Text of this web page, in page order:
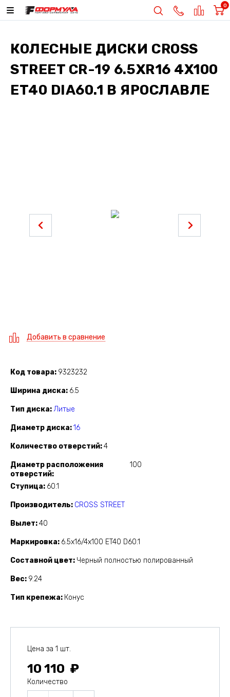
0
КОЛЕСНЫЕ ДИСКИ CROSS
STREET CR-19 6.5XR16 4X100
ET40 DIA60.1 В ЯРОСЛАВЛЕ
Добавить в сравнение
Код товара 9323232
Ширина диска 6.5
Тип диска Литые
Диаметр диска 16
Количество отверстий 4
Диаметр расположения
отверстий
100
Ступица 60.1
Производитель CROSS STREET
Вылет 40
Маркировка 6.5x16/4x100 ET40 D60.1
Составной цвет Черный полностью полированный
Вес 9.24
Тип крепежа Конус
Цена за 1 шт.
10 110
Количество